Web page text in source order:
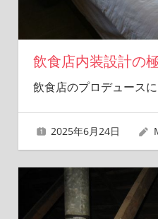
飲食店内装設計の
飲食店のプロデュース
2025年6月24日